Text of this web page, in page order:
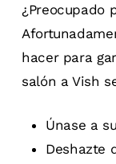
¿Preocupado
hacer para
salón a Vish
Únase a
Deshazte